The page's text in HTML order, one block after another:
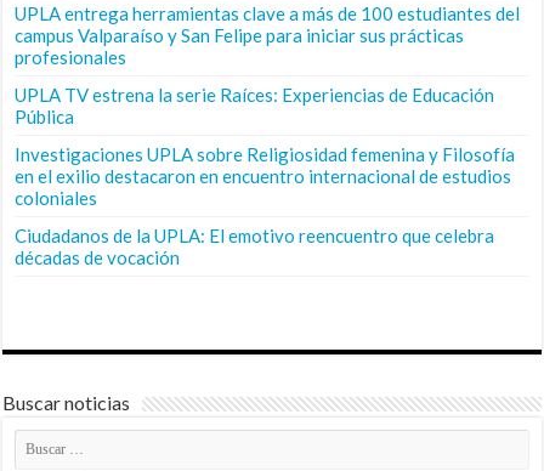
UPLA entrega herramientas clave a más de 100 estudiantes del
campus Valparaíso y San Felipe para iniciar sus prácticas
profesionales
UPLA TV estrena la serie Raíces: Experiencias de Educación
Pública
Investigaciones UPLA sobre Religiosidad femenina y Filosofía
en el exilio destacaron en encuentro internacional de estudios
coloniales
Ciudadanos de la UPLA: El emotivo reencuentro que celebra
décadas de vocación
Buscar noticias